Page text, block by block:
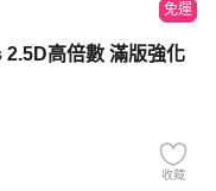
免運
高倍數 滿版強化
收藏